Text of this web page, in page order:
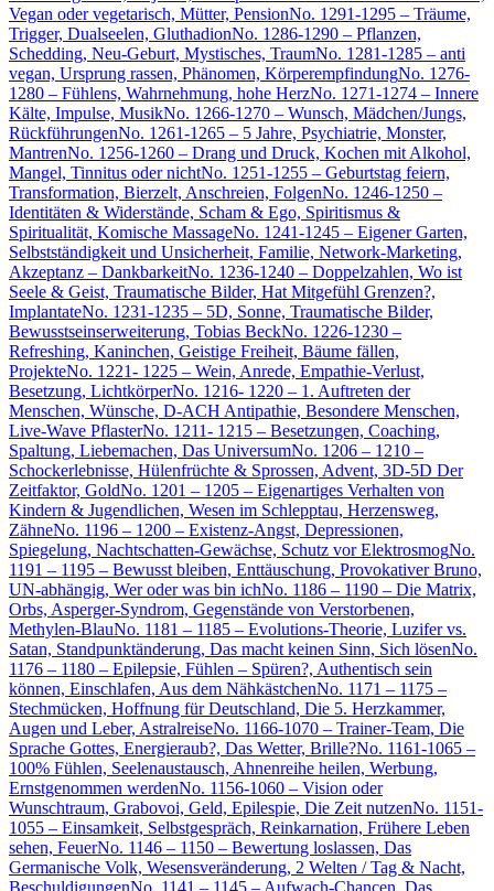
Vegan oder vegetarisch, Mütter, PensionNo. 1291-1295 – Träume,
Trigger, Dualseelen, GluthadionNo. 1286-1290 – Pflanzen,
Schedding, Neu-Geburt, Mystisches, TraumNo. 1281-1285 – anti
vegan, Ursprung rassen, Phänomen, KörperempfindungNo. 1276-
1280 – Fühlens, Wahrnehmung, hohe HerzNo. 1271-1274 – Innere
Kälte, Impulse, MusikNo. 1266-1270 – Wunsch, Mädchen/Jungs,
RückführungenNo. 1261-1265 – 5 Jahre, Psychiatrie, Monster,
MantrenNo. 1256-1260 – Drang und Druck, Kochen mit Alkohol,
Mangel, Tinnitus oder nichtNo. 1251-1255 – Geburtstag feiern,
Transformation, Bierzelt, Anschreien, FolgenNo. 1246-1250 –
Identitäten & Widerstände, Scham & Ego, Spiritismus &
Spiritualität, Komische MassageNo. 1241-1245 – Eigener Garten,
Selbstständigkeit und Unsicherheit, Familie, Network-Marketing,
Akzeptanz – DankbarkeitNo. 1236-1240 – Doppelzahlen, Wo ist
Seele & Geist, Traumatische Bilder, Hat Mitgefühl Grenzen?,
ImplantateNo. 1231-1235 – 5D, Sonne, Traumatische Bilder,
Bewusstseinserweiterung, Tobias BeckNo. 1226-1230 –
Refreshing, Kaninchen, Geistige Freiheit, Bäume fällen,
ProjekteNo. 1221- 1225 – Wein, Anrede, Empathie-Verlust,
Besetzung, LichtkörperNo. 1216- 1220 – 1. Auftreten der
Menschen, Wünsche, D-ACH Antipathie, Besondere Menschen,
Live-Wave PflasterNo. 1211- 1215 – Besetzungen, Coaching,
Spaltung, Liebemachen, Das UniversumNo. 1206 – 1210 –
Schockerlebnisse, Hülenfrüchte & Sprossen, Advent, 3D-5D Der
Zeitfaktor, GoldNo. 1201 – 1205 – Eigenartiges Verhalten von
Kindern & Jugendlichen, Wesen im Schlepptau, Herzensweg,
ZähneNo. 1196 – 1200 – Existenz-Angst, Depressionen,
Spiegelung, Nachtschatten-Gewächse, Schutz vor ElektrosmogNo.
1191 – 1195 – Bewusst bleiben, Enttäuschung, Provokativer Bruno,
UN-abhängig, Wer oder was bin ichNo. 1186 – 1190 – Die Matrix,
Orbs, Asperger-Syndrom, Gegenstände von Verstorbenen,
Methylen-BlauNo. 1181 – 1185 – Evolutions-Theorie, Luzifer vs.
Satan, Standpunktänderung, Das macht keinen Sinn, Sich lösenNo.
1176 – 1180 – Epilepsie, Fühlen – Spüren?, Authentisch sein
können, Einschlafen, Aus dem NähkästchenNo. 1171 – 1175 –
Stechmücken, Hoffnung für Deutschland, Die 5. Herzkammer,
Augen und Leber, AstralreiseNo. 1166-1070 – Trainer-Team, Die
Sprache Gottes, Energieraub?, Das Wetter, Brille?No. 1161-1065 –
100% Fühlen, Seelenaustausch, Ahnenreihe heilen, Werbung,
Ernstgenommen werdenNo. 1156-1060 – Vision oder
Wunschtraum, Grabovoi, Geld, Epilespie, Die Zeit nutzenNo. 1151-
1055 – Einsamkeit, Selbstgespräch, Reinkarnation, Frühere Leben
sehen, FeuerNo. 1146 – 1150 – Bewertung loslassen, Das
Germanische Volk, Wesensveränderung, 2 Welten / Tag & Nacht,
BeschuldigungenNo. 1141 – 1145 – Aufwach-Chancen, Das